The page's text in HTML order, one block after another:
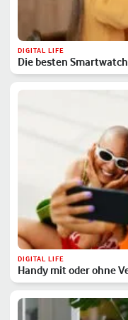
DIGITAL LIFE
Die besten
DIGITAL LIFE
Handy mit oder ohne